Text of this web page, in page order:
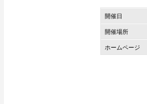
開催日
開催場所
ホームページ